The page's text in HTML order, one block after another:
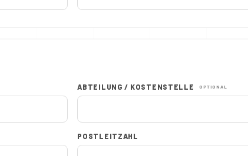
ABTEILUNG / KOSTENSTELLE OPTIONAL
POSTLEITZAHL